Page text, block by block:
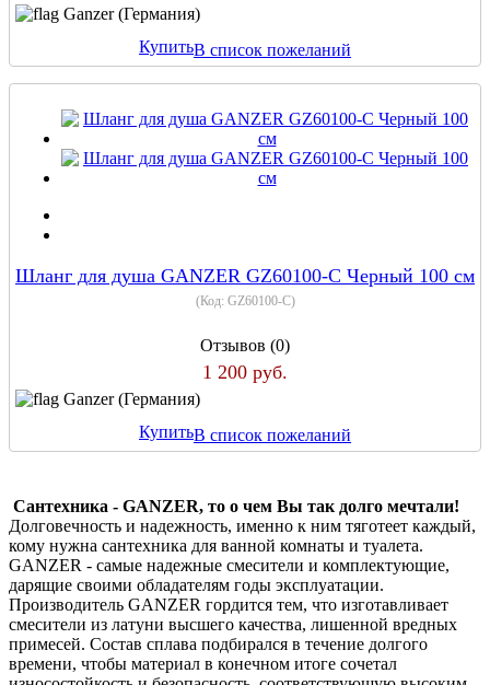
Ganzer (Германия)
КупитьВ список пожеланий
Шланг для душа GANZER GZ60100-C Черный 100 см
(Код: GZ60100-C)
Отзывов (0)
1 200 руб.
Ganzer (Германия)
КупитьВ список пожеланий
Сантехника - GANZER, то о чем Вы так долго мечтали!
Долговечность и надежность, именно к ним тяготеет каждый,
кому нужна сантехника для ванной комнаты и туалета.
GANZER - самые надежные смесители и комплектующие,
дарящие своими обладателям годы эксплуатации.
Производитель GANZER гордится тем, что изготавливает
смесители из латуни высшего качества, лишенной вредных
примесей. Состав сплава подбирался в течение долгого
времени, чтобы материал в конечном итоге сочетал